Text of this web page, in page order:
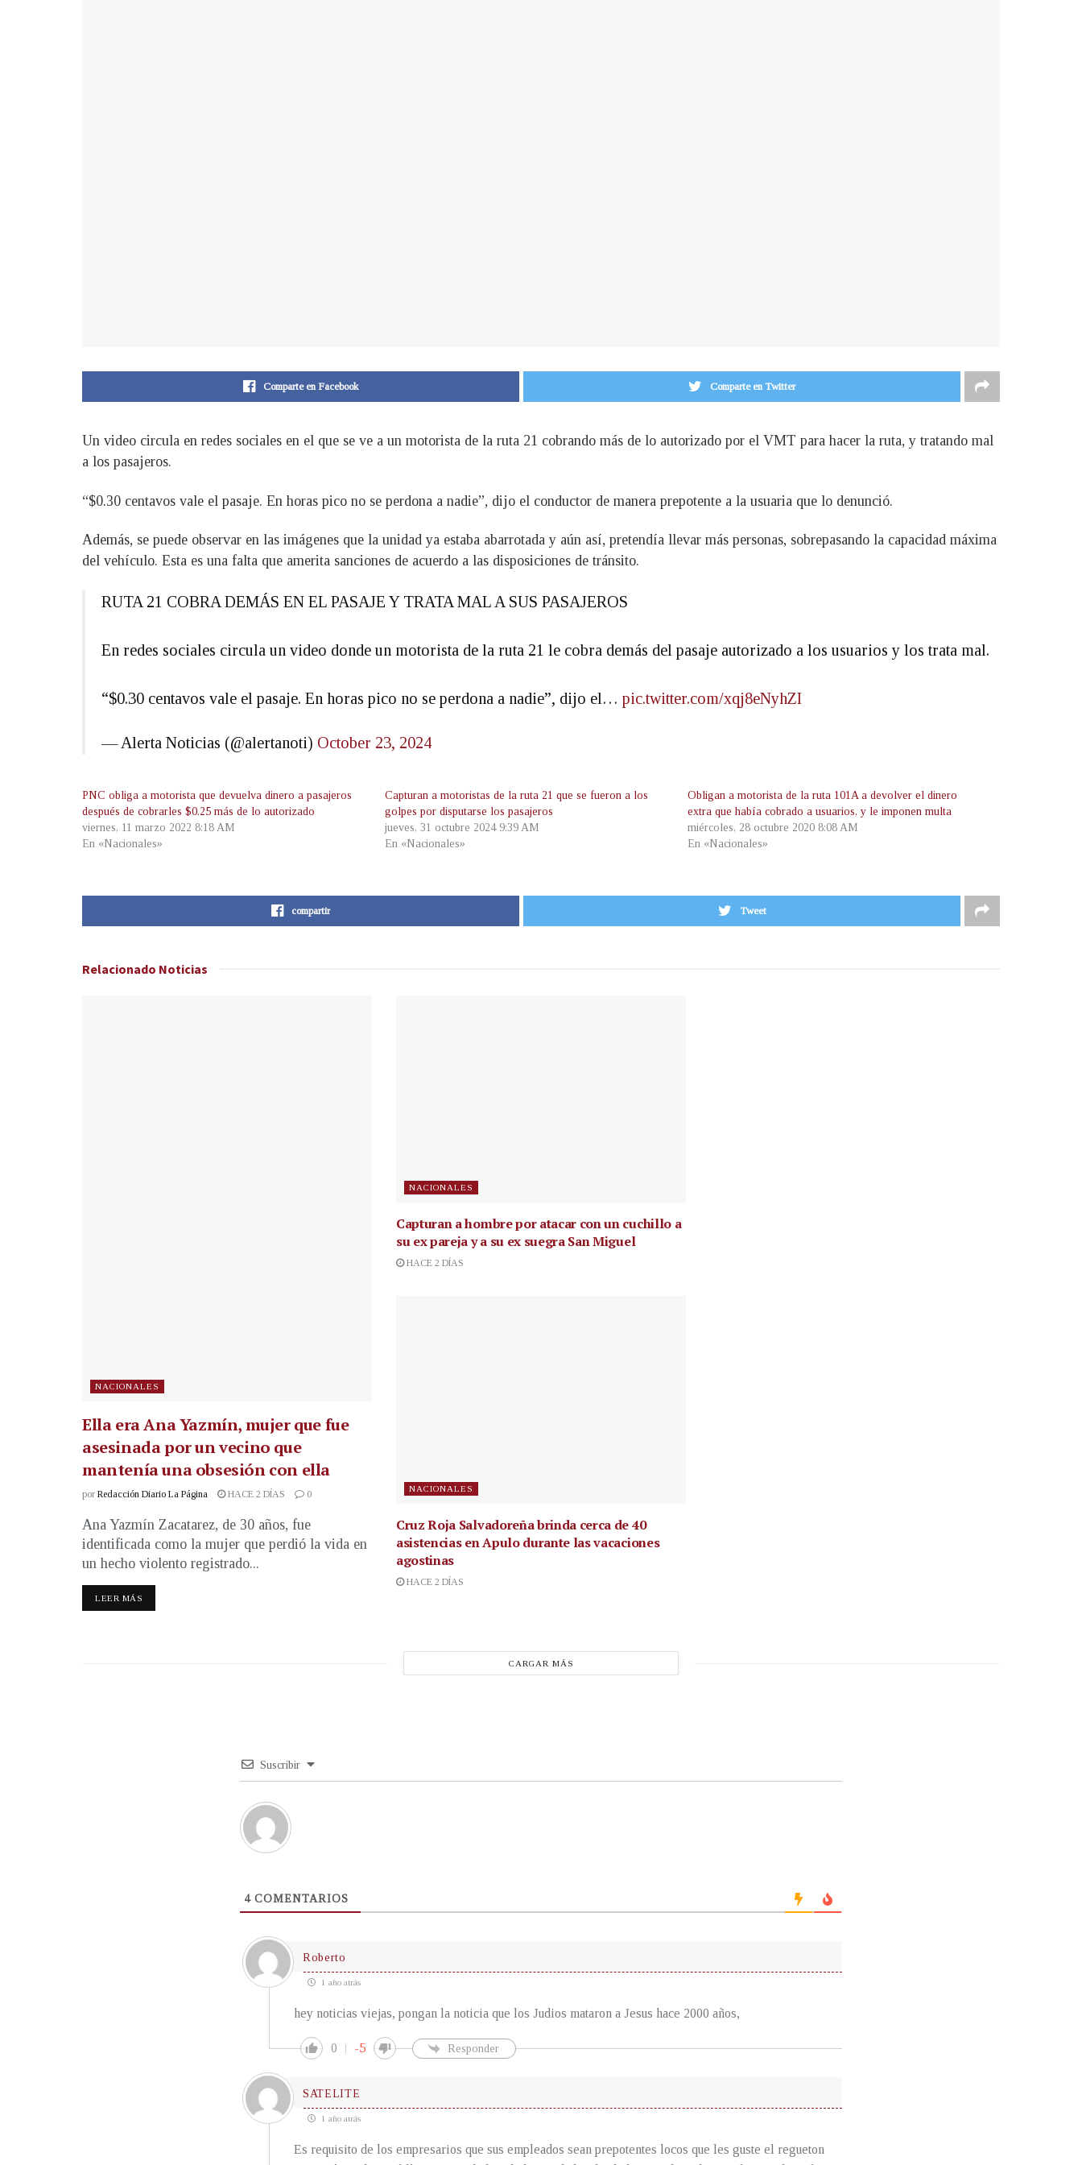
Comparte en Facebook Comparte en Twitter
Un video circula en redes sociales en el que se ve a un motorista de la ruta 21 cobrando más de lo autorizado por el VMT para hacer la ruta, y tratando mal
a los pasajeros.
“$0.30 centavos vale el pasaje. En horas pico no se perdona a nadie”, dijo el conductor de manera prepotente a la usuaria que lo denunció.
Además, se puede observar en las imágenes que la unidad ya estaba abarrotada y aún así, pretendía llevar más personas, sobrepasando la capacidad máxima
del vehículo. Esta es una falta que amerita sanciones de acuerdo a las disposiciones de tránsito.
RUTA 21 COBRA DEMÁS EN EL PASAJE Y TRATA MAL A SUS PASAJEROS
En redes sociales circula un video donde un motorista de la ruta 21 le cobra demás del pasaje autorizado a los usuarios y los trata mal.
“$0.30 centavos vale el pasaje. En horas pico no se perdona a nadie”, dijo el… pic.twitter.com/xqj8eNyhZI
— Alerta Noticias (@alertanoti) October 23, 2024
PNC obliga a motorista que devuelva dinero a pasajeros
después de cobrarles $0.25 más de lo autorizado
viernes, 11 marzo 2022 8:18 AM
En «Nacionales»
Capturan a motoristas de la ruta 21 que se fueron a los
golpes por disputarse los pasajeros
jueves, 31 octubre 2024 9:39 AM
En «Nacionales»
Obligan a motorista de la ruta 101A a devolver el dinero
extra que había cobrado a usuarios, y le imponen multa
miércoles, 28 octubre 2020 8:08 AM
En «Nacionales»
compartir Tweet
Relacionado Noticias
NACIONALES
Ella era Ana Yazmín, mujer que fue
asesinada por un vecino que
mantenía una obsesión con ella
por Redacción Diario La Página HACE 2 DÍAS 0
Ana Yazmín Zacatarez, de 30 años, fue
identificada como la mujer que perdió la vida en
un hecho violento registrado...
LEER MÁS
NACIONALES
Capturan a hombre por atacar con un cuchillo a
su ex pareja y a su ex suegra San Miguel
HACE 2 DÍAS
NACIONALES
Cruz Roja Salvadoreña brinda cerca de 40
asistencias en Apulo durante las vacaciones
agostinas
HACE 2 DÍAS
CARGAR MÁS
Suscribir
4COMENTARIOS
Roberto
1 año atrás
hey noticias viejas, pongan la noticia que los Judios mataron a Jesus hace 2000 años,
0 -5 Responder
SATELITE
1 año atrás
Es requisito de los empresarios que sus empleados sean prepotentes locos que les guste el regueton